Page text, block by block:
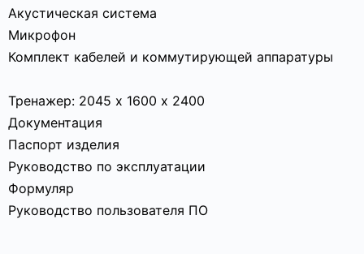
Акустическая система
Микрофон
Комплект кабелей и коммутирующей аппаратуры
Тренажер: 2045 х 1600 х 2400
Документация
Паспорт изделия
Руководство по эксплуатации
Формуляр
Руководство пользователя ПО